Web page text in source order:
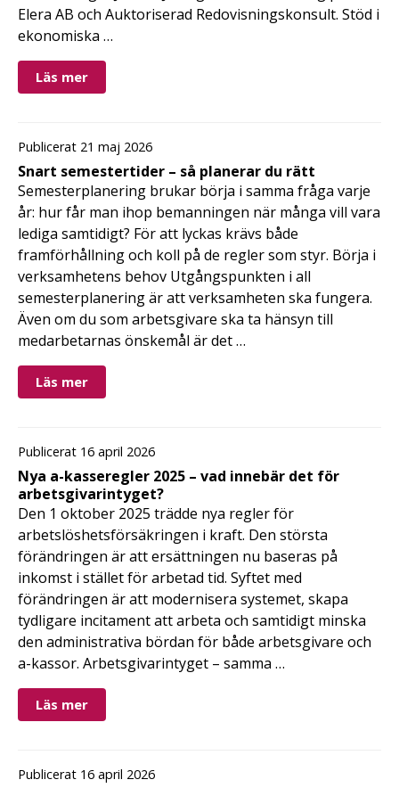
Elera AB och Auktoriserad Redovisningskonsult. Stöd i
ekonomiska …
Läs mer
Publicerat 21 maj 2026
Snart semestertider – så planerar du rätt
Semesterplanering brukar börja i samma fråga varje
år: hur får man ihop bemanningen när många vill vara
lediga samtidigt? För att lyckas krävs både
framförhållning och koll på de regler som styr. Börja i
verksamhetens behov Utgångspunkten i all
semesterplanering är att verksamheten ska fungera.
Även om du som arbetsgivare ska ta hänsyn till
medarbetarnas önskemål är det …
Läs mer
Publicerat 16 april 2026
Nya a-kasseregler 2025 – vad innebär det för
arbetsgivarintyget?
Den 1 oktober 2025 trädde nya regler för
arbetslöshetsförsäkringen i kraft. Den största
förändringen är att ersättningen nu baseras på
inkomst i stället för arbetad tid. Syftet med
förändringen är att modernisera systemet, skapa
tydligare incitament att arbeta och samtidigt minska
den administrativa bördan för både arbetsgivare och
a-kassor. Arbetsgivarintyget – samma …
Läs mer
Publicerat 16 april 2026